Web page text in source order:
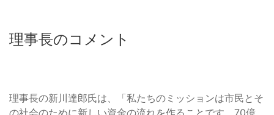
理事長のコメント
理事長の新川達郎氏は、「私たちのミッションは市民とそ
の社会のために新しい資金の流れを作ることです。70億